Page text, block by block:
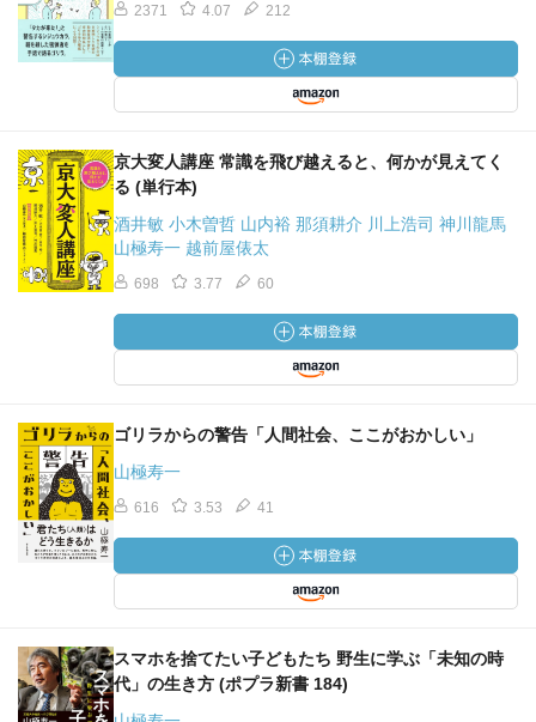
ゴリラは父親が子育てする
ゴリラの赤ちゃんが離乳したら、母ゴリラは父ゴリラに預
け、育児を任せる。子供たちは一日中父親の後をついて回
子供をつくる。メスは別のオスのもとへ走る場合もある
が、子供たちは父ゴリラのもとに残る。
育児をするとイケメンになる
名古屋の東山動物園で、世界的に有名になったイケメンゴ
リラのシャバーニは、10歳ごろにオーストラリアの動物園
から来たが、当時はどうしようもないヤクザなゴリラだっ
た。だが、子供ができて育児するようになると、がらりと
＊現在、家族と暮らすゴリラのオスは日本に3頭のみ（京
都、名古屋、東京）。
集団の違い
ゴリラは家族的な集団しか持たず、複数の家族で集まらな
人間だけが「家族」と「複数の家族を含む共同体」という
重層構造の社会を作った。人間だけが相手の側に立って考
えられるから両立できるようになった。
2371 4.07 212
京大変人講座 常識を飛び越えると、何かが見えてく
る (単行本)
酒井敏 小木曽哲 山内裕 那須耕介 川上浩司 神川龍馬
山極寿一 越前屋俵太
698 3.77 60
ゴリラからの警告「人間社会、ここがおかしい」
山極寿一
616 3.53 41
スマホを捨てたい子どもたち 野生に学ぶ「未知の時
代」の生き方 (ポプラ新書 184)